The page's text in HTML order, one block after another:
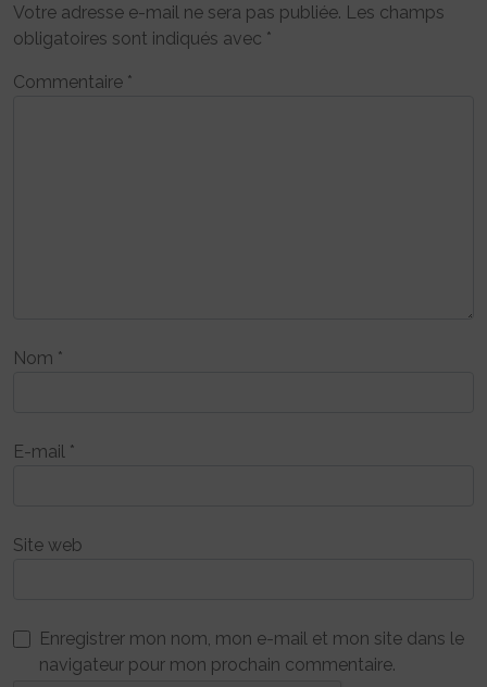
Votre adresse e-mail ne sera pas publiée. Les champs
obligatoires sont indiqués avec *
Commentaire *
Nom *
E-mail *
Site web
Enregistrer mon nom, mon e-mail et mon site dans le
navigateur pour mon prochain commentaire.